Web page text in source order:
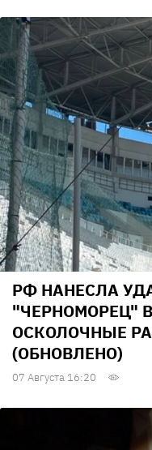
РФ НАНЕСЛА
"ЧЕРНОМОРЕЦ"
ОСКОЛОЧНЫЕ
(ОБНОВЛЕНО)
07 Августа 16:20